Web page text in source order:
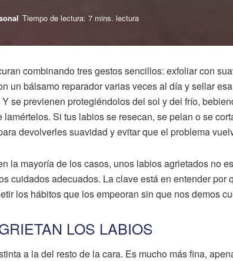
Tiempo de lectura: 7 mins. lectura
combinando tres gestos sencillos: exfoliar con
un bálsamo reparador varias veces al día y sellar
se previenen protegiéndolos del sol y del frío,
lamértelos. Si tus labios se resecan, se pelan o se
devolverles suavidad y evitar que el problema
la mayoría de los casos, unos labios agrietados no
cuidados adecuados. La clave está en entender por
los hábitos que los empeoran sin que nos demos
LOS LABIOS
a la del resto de la cara. Es mucho más fina,